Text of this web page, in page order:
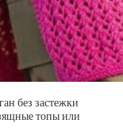
без застежки
топы или